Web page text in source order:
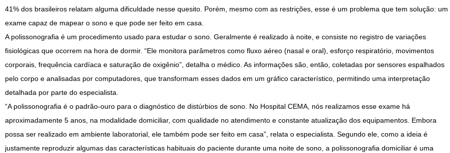
41% dos brasileiros relatam alguma dificuldade nesse quesito. Porém, mesmo com as restrições, esse é um problema que tem solução: um
exame capaz de mapear o sono e que pode ser feito em casa.
A polissonografia é um procedimento usado para estudar o sono. Geralmente é realizado à noite, e consiste no registro de variações
fisiológicas que ocorrem na hora de dormir. “Ele monitora parâmetros como fluxo aéreo (nasal e oral), esforço respiratório, movimentos
corporais, frequência cardíaca e saturação de oxigênio”, detalha o médico. As informações são, então, coletadas por sensores espalhados
pelo corpo e analisadas por computadores, que transformam esses dados em um gráfico característico, permitindo uma interpretação
detalhada por parte do especialista.
“A polissonografia é o padrão-ouro para o diagnóstico de distúrbios de sono. No Hospital CEMA, nós realizamos esse exame há
aproximadamente 5 anos, na modalidade domiciliar, com qualidade no atendimento e constante atualização dos equipamentos. Embora
possa ser realizado em ambiente laboratorial, ele também pode ser feito em casa”, relata o especialista. Segundo ele, como a ideia é
justamente reproduzir algumas das características habituais do paciente durante uma noite de sono, a polissonografia domiciliar é uma